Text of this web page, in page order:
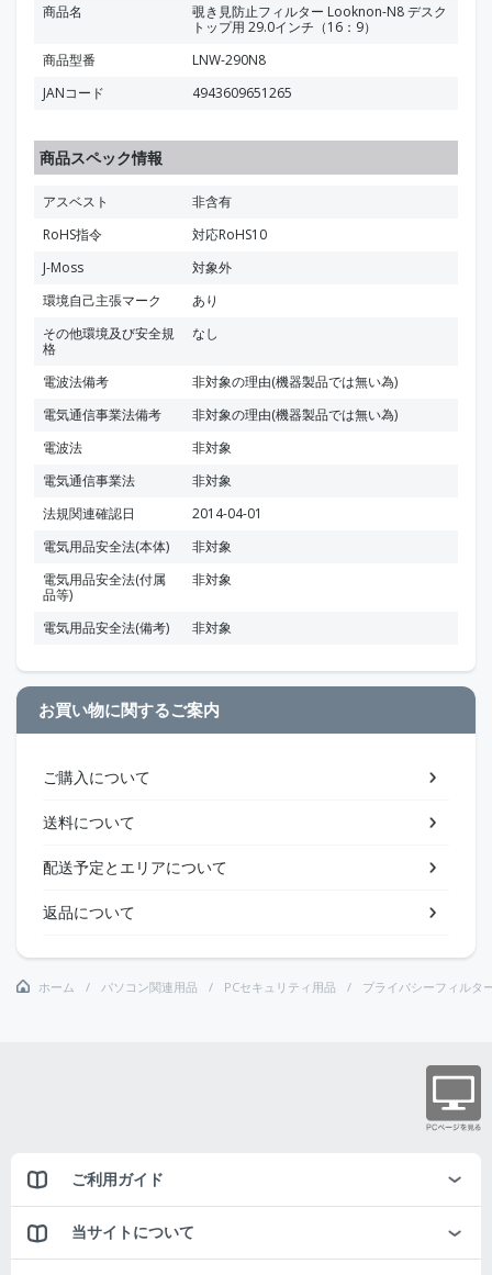
商品名
覗き見防止フィルター Looknon-N8 デスク
トップ用 29.0インチ（16：9）
商品型番
LNW-290N8
JANコード
4943609651265
商品スペック情報
アスベスト
非含有
RoHS指令
対応RoHS10
J-Moss
対象外
環境自己主張マーク
あり
その他環境及び安全規
格
なし
電波法備考
非対象の理由(機器製品では無い為)
電気通信事業法備考
非対象の理由(機器製品では無い為)
電波法
非対象
電気通信事業法
非対象
法規関連確認日
2014-04-01
電気用品安全法(本体)
非対象
電気用品安全法(付属
品等)
非対象
電気用品安全法(備考) 非対象
お買い物に関するご案内
ご購入について
送料について
配送予定とエリアについて
返品について
ホーム パソコン関連用品 PCセキュリティ用品 プライバシーフィルタ
ご利用ガイド
当サイトについて